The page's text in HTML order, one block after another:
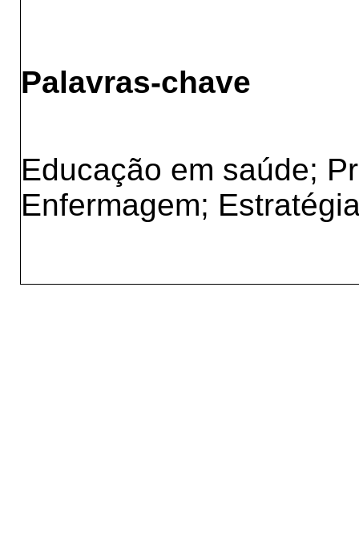
Palavras-chave
Educação em saúde;
Enfermagem;